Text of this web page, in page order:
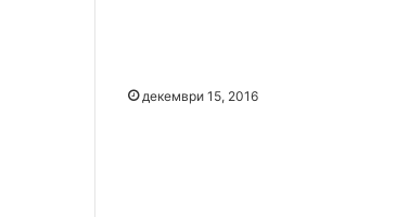
декември 15, 2016